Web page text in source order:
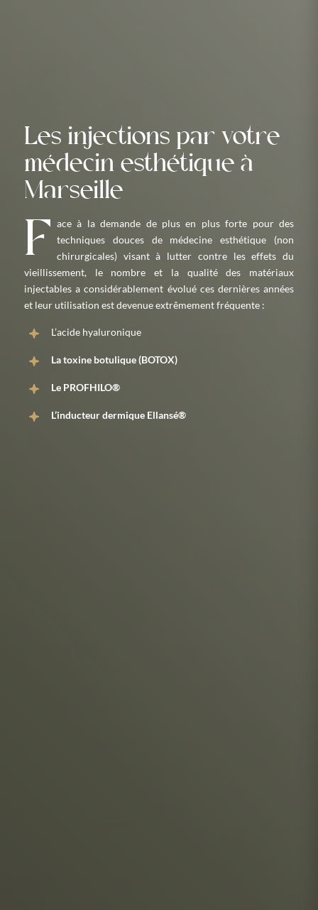
Les injections par votre
médecin esthétique à
Marseille
Face à la demande de plus en plus forte pour des techniques douces de médecine esthétique (non
chirurgicales) visant à lutter contre les effets du
vieillissement, le nombre et la qualité des matériaux
injectables a considérablement évolué ces dernières années
et leur utilisation est devenue extrêmement fréquente :
L’acide hyaluronique
La toxine botulique (BOTOX)
Le PROFHILO®
L’inducteur dermique Ellansé®